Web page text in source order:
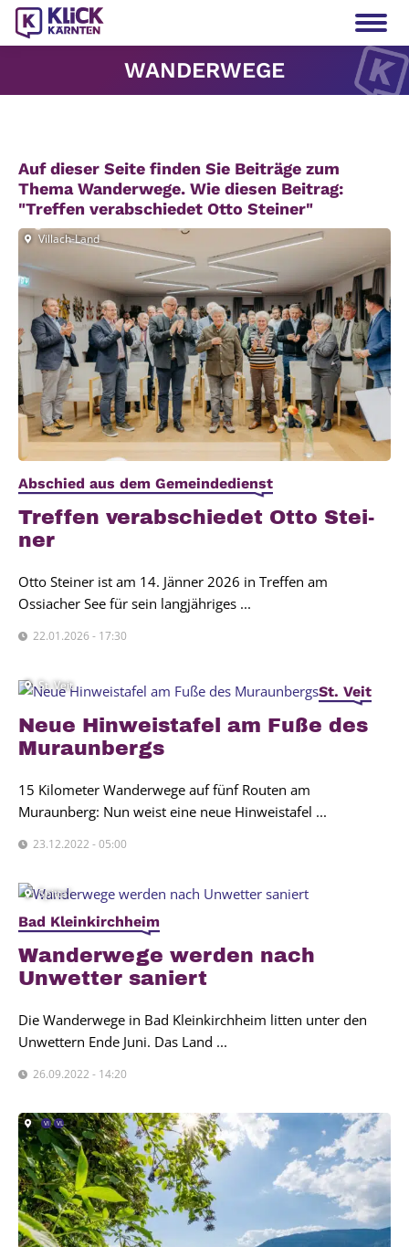
WANDERWEGE
Auf dieser Seite finden Sie Beiträge zum
Thema Wanderwege. Wie diesen Beitrag:
"Tref­fen ver­ab­schie­det Otto Stei­ner"
Villach-Land
Abschied aus dem Gemeindedienst
Tref­fen ver­ab­schie­det Otto Stei­
ner
Otto Steiner ist am 14. Jänner 2026 in Treffen am
Ossiacher See für sein langjähriges ...
22.01.2026 - 17:30
St. Veit St. Veit
Neue Hin­weis­ta­fel am Fuße des
Muraun­bergs
15 Kilometer Wanderwege auf fünf Routen am
Muraunberg: Nun weist eine neue Hinweistafel ...
23.12.2022 - 05:00
Spittal
Bad Kleinkirchheim
Wan­der­we­ge wer­den nach
Unwet­ter saniert
Die Wanderwege in Bad Kleinkirchheim litten unter den
Unwettern Ende Juni. Das Land ...
26.09.2022 - 14:20
VL
VI